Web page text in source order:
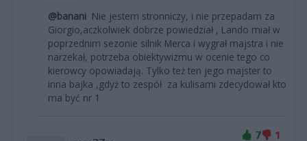
@banani Nie jestem stronniczy, i nie przepadam za
Giorgio,aczkolwiek dobrze powiedział , Lando miał w
poprzednim sezonie silnik Merca i wygrał majstra i nie
narzekał, potrzeba obiektywizmu w ocenie tego co
kierowcy opowiadają. Tylko też ten jego majster to
inna bajka ,gdyż to zespół za kulisami zdecydował kto
ma być nr 1
7 1